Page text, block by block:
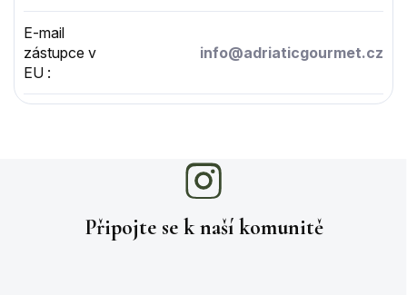
E-mail
zástupce v
EU :
info@adriaticgourmet.cz
Připojte se k naší komunitě